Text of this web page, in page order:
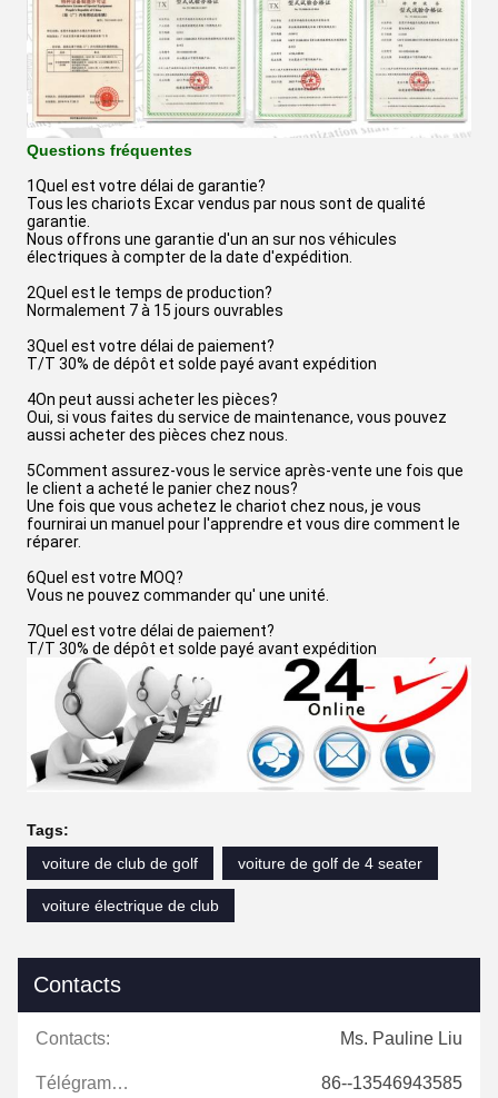
Questions fréquentes
1Quel est votre délai de garantie?
Tous les chariots Excar vendus par nous sont de qualité
garantie.
Nous offrons une garantie d'un an sur nos véhicules
électriques à compter de la date d'expédition.
2Quel est le temps de production?
Normalement 7 à 15 jours ouvrables
3Quel est votre délai de paiement?
T/T 30% de dépôt et solde payé avant expédition
4On peut aussi acheter les pièces?
Oui, si vous faites du service de maintenance, vous pouvez
aussi acheter des pièces chez nous.
5Comment assurez-vous le service après-vente une fois que
le client a acheté le panier chez nous?
Une fois que vous achetez le chariot chez nous, je vous
fournirai un manuel pour l'apprendre et vous dire comment le
réparer.
6Quel est votre MOQ?
Vous ne pouvez commander qu' une unité.
7Quel est votre délai de paiement?
T/T 30% de dépôt et solde payé avant expédition
Tags:
voiture de club de golf
voiture de golf de 4 seater
voiture électrique de club
Contacts
Contacts: Ms. Pauline Liu
Télégramme: 86--13546943585